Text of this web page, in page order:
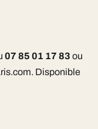
07 85 01 17 83 ou
Disponible